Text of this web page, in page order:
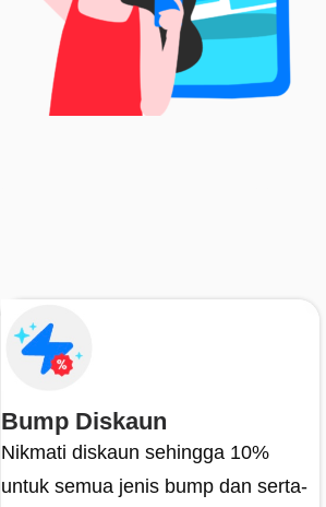
Bump Diskaun
Nikmati diskaun sehingga 10%
untuk semua jenis bump dan serta-